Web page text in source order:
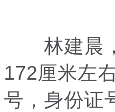
林建晨，
172厘米左
号，身份证